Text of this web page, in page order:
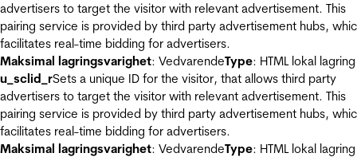
advertisers to target the visitor with relevant advertisement. This
pairing service is provided by third party advertisement hubs,
facilitates real-time bidding for advertisers.
Maksimal lagringsvarighet: VedvarendeType: HTML lokal lagring
u_sclid_rSets a unique ID for the visitor, that allows third party
advertisers to target the visitor with relevant advertisement. This
pairing service is provided by third party advertisement hubs,
facilitates real-time bidding for advertisers.
Maksimal lagringsvarighet: VedvarendeType: HTML lokal lagring